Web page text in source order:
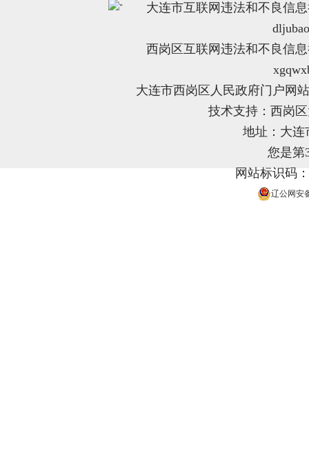
"
大连市互联网违法和不良信
西岗区互联网违法和不良信
大连市西岗区人民政府门户网
技术支持：西岗
地址：大连
您是第
网站标识码
辽公网安